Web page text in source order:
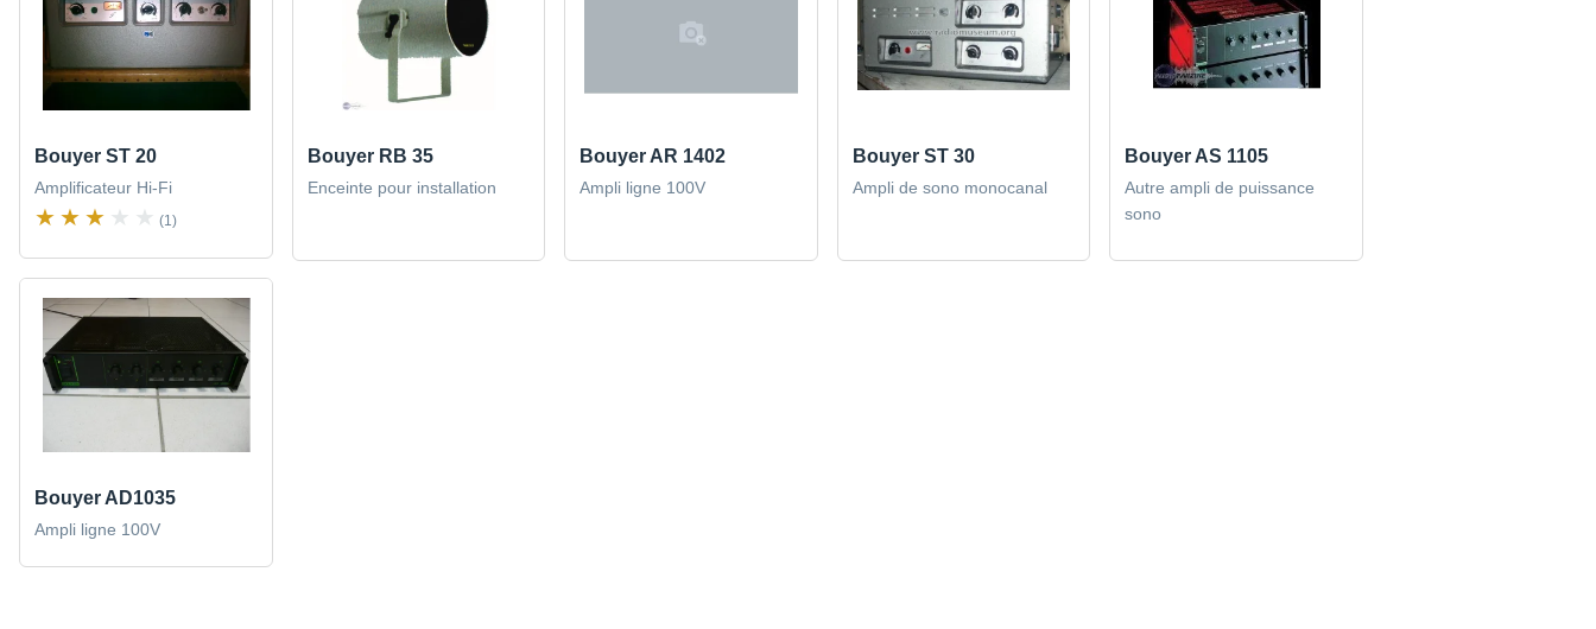
Bouyer ST 20
Amplificateur Hi-Fi
(1)
Bouyer RB 35
Enceinte pour installation
Bouyer AR 1402
Ampli ligne 100V
Bouyer ST 30
Ampli de sono monocanal
Bouyer AS 1105
Autre ampli de puissance
sono
Bouyer AD1035
Ampli ligne 100V